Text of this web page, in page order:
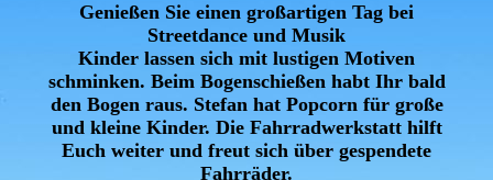
Genießen Sie einen großartigen Tag bei
Streetdance und Musik
Kinder lassen sich mit lustigen Motiven
schminken. Beim Bogenschießen habt Ihr bald
den Bogen raus. Stefan hat Popcorn für große
und kleine Kinder. Die Fahrradwerkstatt hilft
Euch weiter und freut sich über gespendete
Fahrräder.